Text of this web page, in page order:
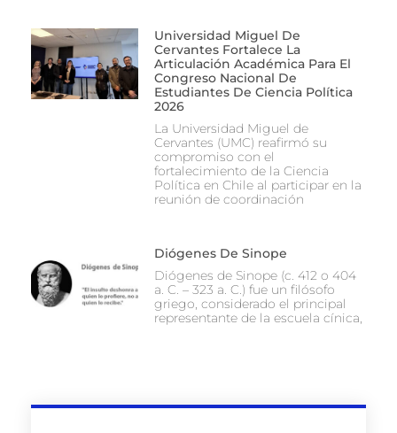
Universidad Miguel De
Cervantes Fortalece La
Articulación Académica Para El
Congreso Nacional De
Estudiantes De Ciencia Política
2026
La Universidad Miguel de
Cervantes (UMC) reafirmó su
compromiso con el
fortalecimiento de la Ciencia
Política en Chile al participar en la
reunión de coordinación
Diógenes De Sinope
Diógenes de Sinope (c. 412 o 404
a. C. – 323 a. C.) fue un filósofo
griego, considerado el principal
representante de la escuela cínica,